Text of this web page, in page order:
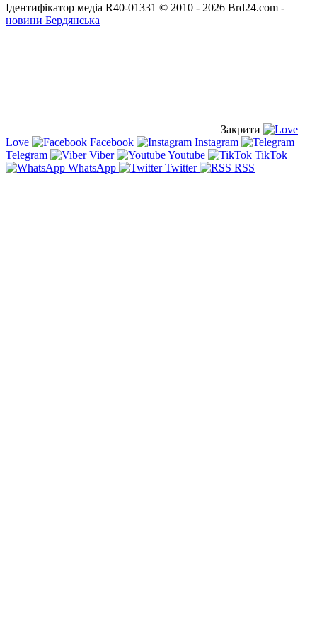
Ідентифікатор медіа R40-01331 © 2010 - 2026 Brd24.com -
новини Бердянська
Закрити
Love
Facebook
Instagram
Telegram
Viber Youtube
TikTok
WhatsApp
Twitter RSS